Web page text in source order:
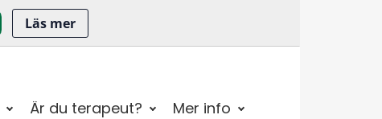
Läs mer
Är du terapeut? Mer info